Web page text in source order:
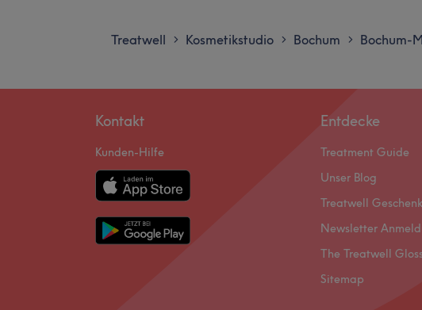
Treatwell > Kosmetikstudio > Bochum > Bochum-
Kontakt
Kunden-Hilfe
Entdecke
Treatment Guide
Unser Blog
Treatwell
Newsletter
The Treatwell
Sitemap